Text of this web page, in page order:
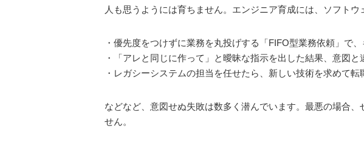
人も思うようには育ちません。エンジニア育成には、ソフト
・優先度をつけずに業務を丸投げする「FIFO型業務依頼」で
・「アレと同じに作って」と曖昧な指示を出した結果、意図
・レガシーシステムの担当を任せたら、新しい技術を求めて転
などなど、意図せぬ失敗は数多く潜んでいます。最悪の場合
せん。